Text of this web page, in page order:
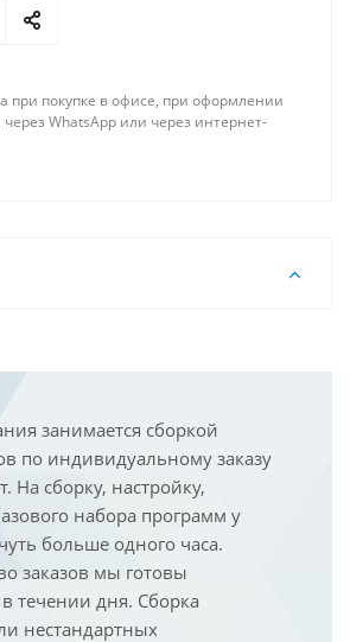
при покупке в офисе, при оформлении
через WhatsApp или через интернет-
занимается сборкой
по индивидуальному заказу
На сборку, настройку,
набора программ у
больше одного часа.
заказов мы готовы
течении дня. Сборка
нестандартных